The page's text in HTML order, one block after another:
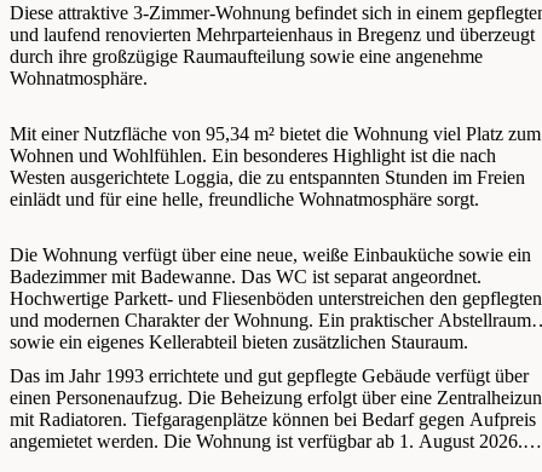
Diese attraktive 3-Zimmer-Wohnung befindet sich in einem
und laufend renovierten Mehrparteienhaus in Bregenz und überzeugt
durch ihre großzügige Raumaufteilung sowie eine angenehme
Wohnatmosphäre.
Mit einer Nutzfläche von 95,34 m² bietet die Wohnung viel Platz zum
Wohnen und Wohlfühlen. Ein besonderes Highlight ist die nach
Westen ausgerichtete Loggia, die zu entspannten Stunden im Freien
einlädt und für eine helle, freundliche Wohnatmosphäre sorgt.
Die Wohnung verfügt über eine neue, weiße Einbauküche sowie ein
Badezimmer mit Badewanne. Das WC ist separat angeordnet.
Hochwertige Parkett- und Fliesenböden unterstreichen den gepflegten
und modernen Charakter der Wohnung. Ein praktischer Abstellraum
sowie ein eigenes Kellerabteil bieten zusätzlichen Stauraum.
Das im Jahr 1993 errichtete und gut gepflegte Gebäude verfügt über
einen Personenaufzug. Die Beheizung erfolgt über eine
mit Radiatoren. Tiefgaragenplätze können bei Bedarf gegen Aufpreis
angemietet werden. Die Wohnung ist verfügbar ab 1. August 2026.